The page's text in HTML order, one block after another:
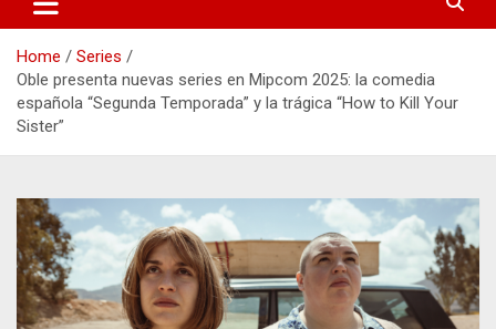
Home
Series
Oble presenta nuevas series en Mipcom 2025: la comedia
española “Segunda Temporada” y la trágica “How to Kill Your
Sister”